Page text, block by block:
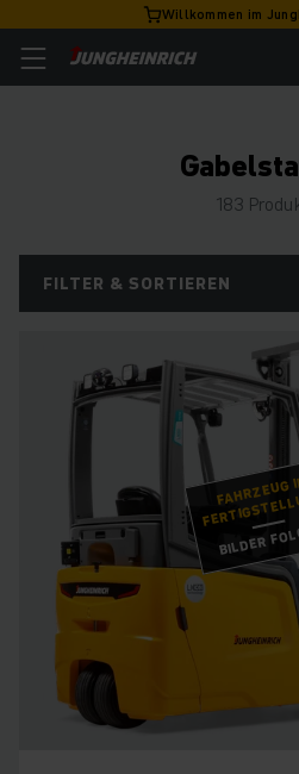
Willkommen im
183
FILTER & SORTIEREN
FAHRZEUG
BILDER